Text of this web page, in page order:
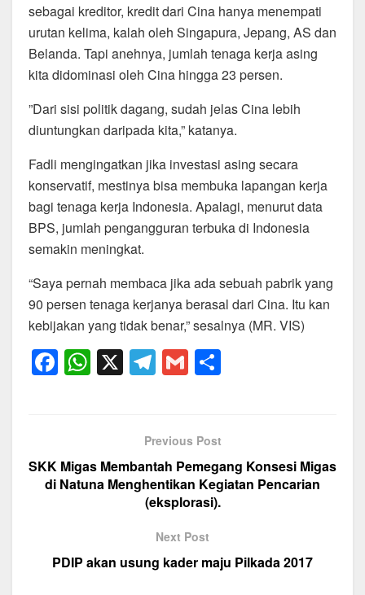
sebagai kreditor, kredit dari Cina hanya menempati
urutan kelima, kalah oleh Singapura, Jepang, AS dan
Belanda. Tapi anehnya, jumlah tenaga kerja asing
kita didominasi oleh Cina hingga 23 persen.
”Dari sisi politik dagang, sudah jelas Cina lebih
diuntungkan daripada kita,” katanya.
Fadli mengingatkan jika investasi asing secara
konservatif, mestinya bisa membuka lapangan kerja
bagi tenaga kerja Indonesia. Apalagi, menurut data
BPS, jumlah pengangguran terbuka di Indonesia
semakin meningkat.
“Saya pernah membaca jika ada sebuah pabrik yang
90 persen tenaga kerjanya berasal dari Cina. Itu kan
kebijakan yang tidak benar,” sesalnya (MR. VIS)
F
b
o
W
A
p
X T
gr
a
m
G
Previous Post
SKK Migas Membantah Pemegang Konsesi Migas
di Natuna Menghentikan Kegiatan Pencarian
(eksplorasi).
Next Post
PDIP akan usung kader maju Pilkada 2017